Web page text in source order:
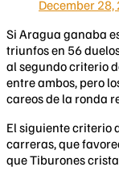
December 28,
Si Aragua ganaba
triunfos en 56
al segundo criterio
entre ambos, pero
careos de la ronda
El siguiente criterio
carreras, que
que Tiburones